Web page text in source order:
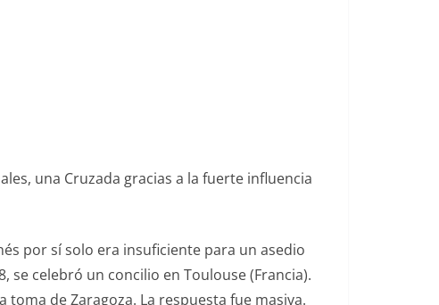
una Cruzada gracias a la fuerte influencia
por sí solo era insuficiente para un asedio
se celebró un concilio en Toulouse (Francia).
toma de Zaragoza. La respuesta fue masiva.